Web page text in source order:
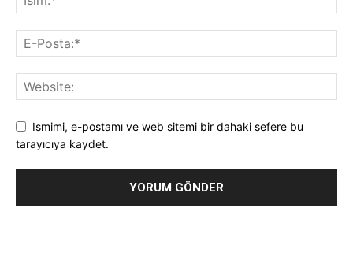
Ismimi, e-postamı ve web sitemi bir dahaki sefere bu
tarayıcıya kaydet.